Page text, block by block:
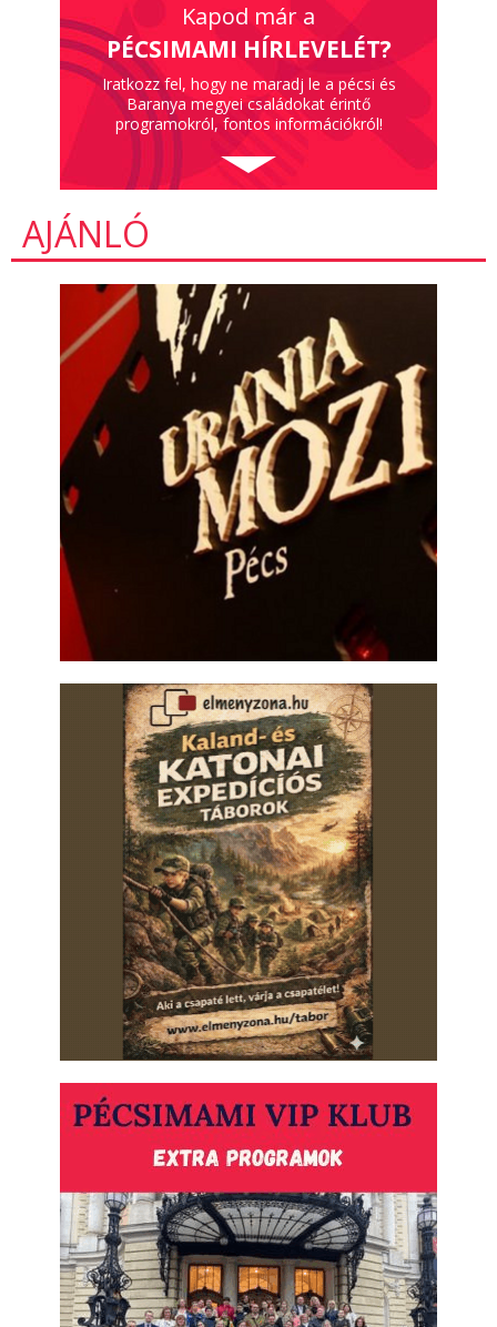
Kapod már a
PÉCSIMAMI HÍRLEVELÉT?
Iratkozz fel, hogy ne maradj le a pécsi és
Baranya megyei családokat érintő
programokról, fontos információkról!
AJÁNLÓ